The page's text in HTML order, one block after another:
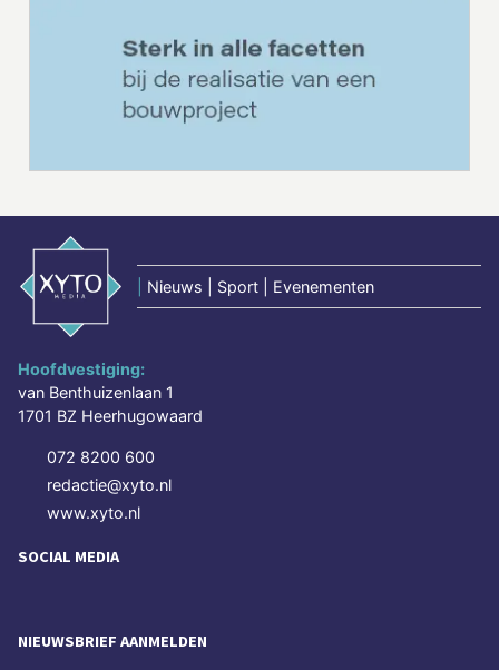
Nieuws | Sport | Evenementen
Hoofdvestiging:
van Benthuizenlaan 1
1701 BZ Heerhugowaard
072 8200 600
redactie@xyto.nl
www.xyto.nl
SOCIAL MEDIA
NIEUWSBRIEF AANMELDEN